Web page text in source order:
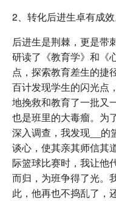
2、转化后进生卓有成效
后进生是荆棘，更是带
研读了《教育学》和《
点，探索教育差生的捷
百计发现学生的闪光点
地挽救和教育了一批又
也是班里的大毒瘤。为
深入调查，我发现__的
谈心，使其亲其师信其
际篮球比赛时，我让他
而归，为班争得了光。
此，他再也不捣乱了，